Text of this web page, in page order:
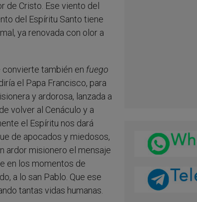
de Cristo. Ese viento del
del Espíritu Santo tiene
ya renovada con olor a
convierte también en fuego
el Papa Francisco, para
y ardorosa, lanzada a
volver al Cenáculo y a
el Espíritu nos dará
de apocados y miedosos,
ardor misionero el mensaje
en los momentos de
a lo san Pablo. Que ese
tantas vidas humanas.